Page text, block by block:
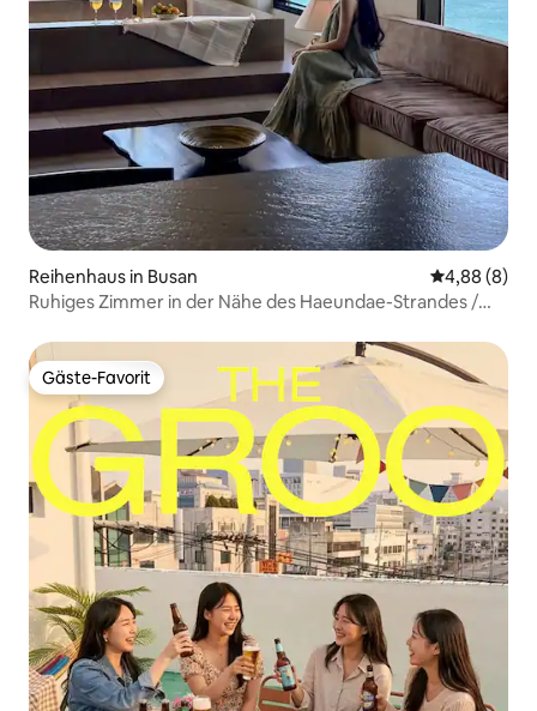
Reihenhaus in Busan
4,88 (8)
Ruhiges Zimmer in der Nähe des Haeundae-Strandes /
Land
Gäste-Favorit
Gäste-Favorit